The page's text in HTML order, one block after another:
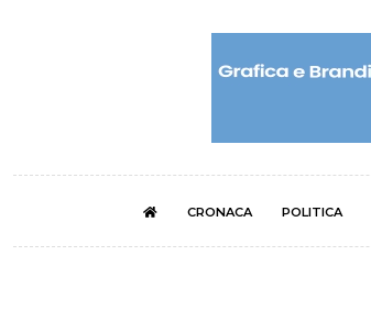
CRONACA POLITICA